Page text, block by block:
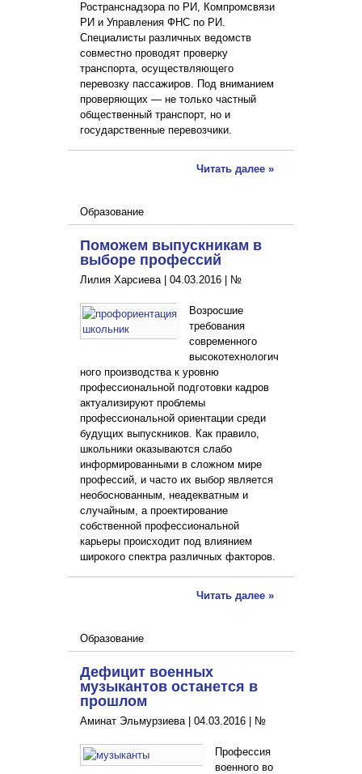
Ространснадзора по РИ, Компромсвязи
РИ и Управления ФНС по РИ.
Специалисты различных ведомств
совместно проводят проверку
транспорта, осуществляющего
перевозку пассажиров. Под вниманием
проверяющих — не только частный
общественный транспорт, но и
государственные перевозчики.
Читать далее »
Образование
Поможем выпускникам в
выборе профессий
Лилия Харсиева | 04.03.2016 №
Возросшие
требования
современного
высокотехнологич
ного производства к уровню
профессиональной подготовки кадров
актуализируют проблемы
профессиональной ориентации среди
будущих выпускников. Как правило,
школьники оказываются слабо
информированными в сложном мире
профессий, и часто их выбор является
необоснованным, неадекватным и
случайным, а проектирование
собственной профессиональной
карьеры происходит под влиянием
широкого спектра различных факторов.
Читать далее »
Образование
Дефицит военных
музыкантов останется в
прошлом
Аминат Эльмурзиева | 04.03.2016 №
Профессия
военного во